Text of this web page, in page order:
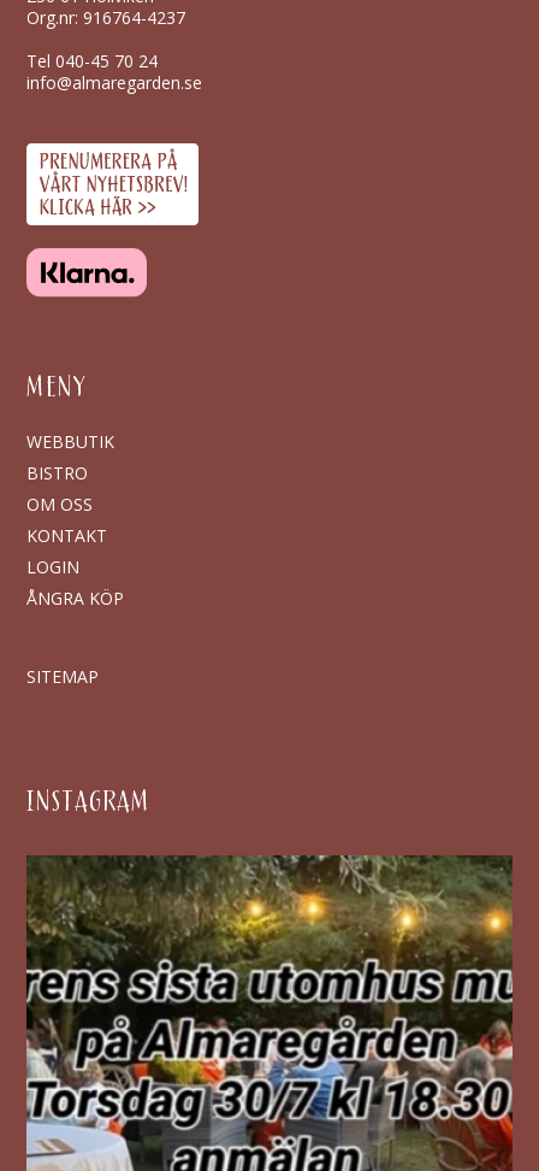
Org.nr: 916764-4237
Tel040-45 70 24
info@almaregarden.se
MENY
WEBBUTIK
BISTRO
OM OSS
KONTAKT
LOGIN
ÅNGRA KÖP
SITEMAP
INSTAGRAM